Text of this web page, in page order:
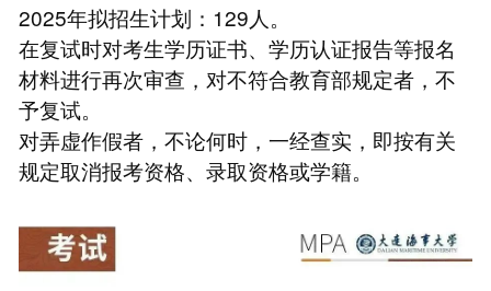
2025年拟招生计划：129人。
在复试时对考生学历证书、学历认证报告等报名
材料进行再次审查，对不符合教育部规定者，不
予复试。
对弄虚作假者，不论何时，一经查实，即按有关
规定取消报考资格、录取资格或学籍。